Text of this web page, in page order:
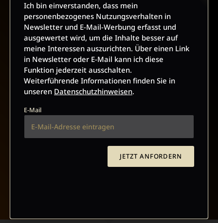
VERTRAG WIDERRUFEN
ABO ONLINE KÜNDIGEN
Ich bin einverstanden, dass mein
personenbezogenes Nutzungsverhalten in
Newsletter und E-Mail-Werbung erfasst und
ausgewertet wird, um die Inhalte besser auf
meine Interessen auszurichten. Über einen Link
in Newsletter oder E-Mail kann ich diese
Funktion jederzeit ausschalten.
Weiterführende Informationen finden Sie in
unseren Datenschutzhinweisen.
E-Mail
JETZT ANFORDERN